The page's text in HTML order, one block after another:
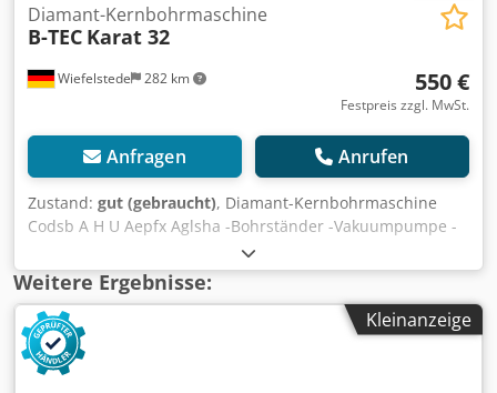
Wiefelstede 282 km
Diamant-Kernbohrmaschine
B-TEC Karat 32
550 €
Festpreis zzgl. MwSt.
Anfragen Anrufen
Zustand: gut (gebraucht), Diamant-Kernbohrmaschine
Codsb A H U Aepfx Aglsha -Bohrständer -Vakuumpumpe -
Wasserpumpbehälter -Kernbohrer: Ø 15/20/3x 25/3x
28/32/40 mm
Weitere Ergebnisse:
Kleinanzeige